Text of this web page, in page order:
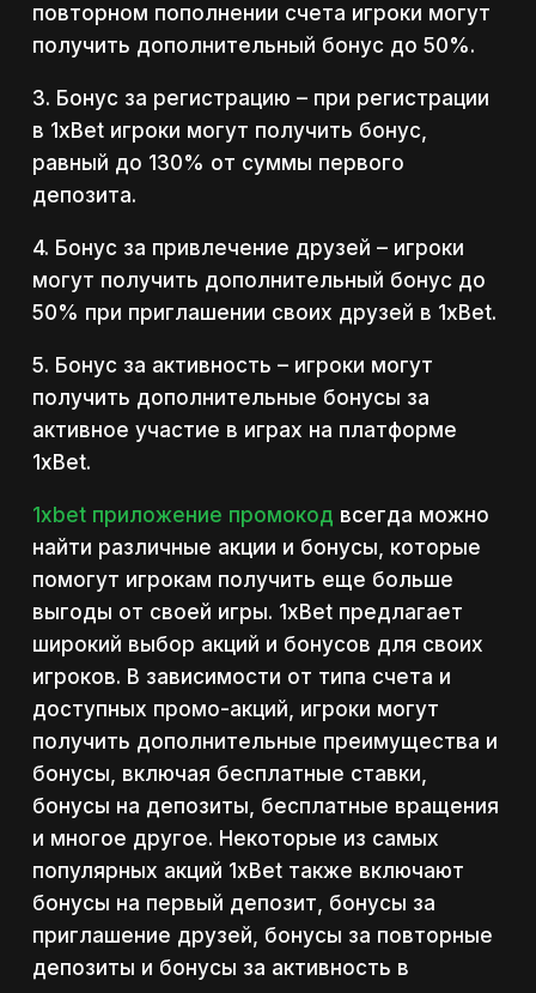
повторном пополнении счета игроки могут
получить дополнительный бонус до 50%.
3. Бонус за регистрацию – при регистрации
в 1xBet игроки могут получить бонус,
равный до 130% от суммы первого
депозита.
4. Бонус за привлечение друзей – игроки
могут получить дополнительный бонус до
50% при приглашении своих друзей в 1xBet.
5. Бонус за активность – игроки могут
получить дополнительные бонусы за
активное участие в играх на платформе
1xBet.
1xbet приложение промокод всегда можно
найти различные акции и бонусы, которые
помогут игрокам получить еще больше
выгоды от своей игры. 1xBet предлагает
широкий выбор акций и бонусов для своих
игроков. В зависимости от типа счета и
доступных промо-акций, игроки могут
получить дополнительные преимущества и
бонусы, включая бесплатные ставки,
бонусы на депозиты, бесплатные вращения
и многое другое. Некоторые из самых
популярных акций 1xBet также включают
бонусы на первый депозит, бонусы за
приглашение друзей, бонусы за повторные
депозиты и бонусы за активность в